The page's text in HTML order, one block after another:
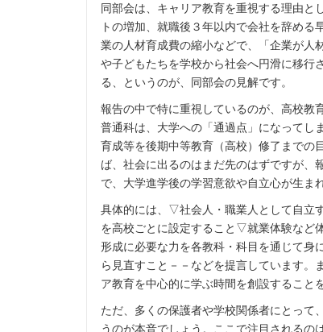
同部会は、キャリア教育を重視する理由と
トの増加、就職後３年以内で会社を辞め
業の人材育成費の縮小などで、「企業が人
や子どもたちを学校から社会へ円滑に移行
る、というのが、同部会の見解です。
報告の中で特に重視しているのが、高校教
普通科は、大学への「通過点」になってし
育成等を後期中等教育（高校）修了までの
ば、社会に出るのはまだ先のはずですが、
で、大学進学後の学習意欲や自立心が生ま
具体的には、▽社会人・職業人として自立
を高校ごとに設定すること▽就業体験など
形成に必要な力を各教科・科目を通じて
ら見直すこと－－などを提言しています。
ア教育を中心的に学ぶ時間を創設すること
ただ、多くの保護者や学校関係者にとって
うのが本音でしょう。ここで注目される